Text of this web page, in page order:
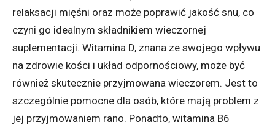
relaksacji mięśni oraz może poprawić jakość snu, co
czyni go idealnym składnikiem wieczornej
suplementacji. Witamina D, znana ze swojego wpływu
na zdrowie kości i układ odpornościowy, może być
również skutecznie przyjmowana wieczorem. Jest to
szczególnie pomocne dla osób, które mają problem z
jej przyjmowaniem rano. Ponadto, witamina B6